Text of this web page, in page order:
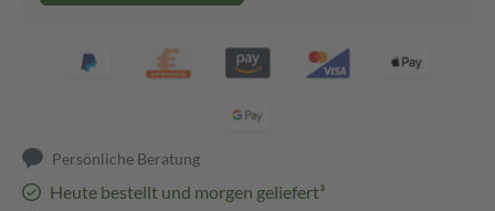
Persönliche Beratung
Heute bestellt und morgen geliefert³